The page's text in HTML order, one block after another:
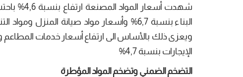
شهدت
الإيجارات بنسبة 4,7%
التضخم الضمني وتضخم المواد المؤطرة